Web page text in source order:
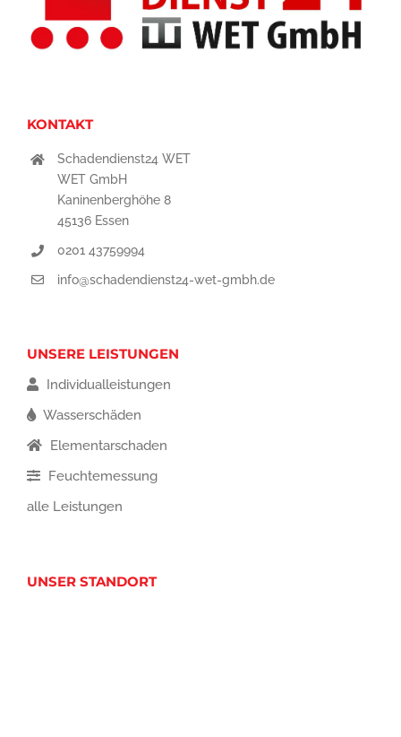
KONTAKT
Schadendienst24 WET
WET GmbH
Kaninenberghöhe 8
45136 Essen
0201 43759994
info@schadendienst24-wet-gmbh.de
UNSERE LEISTUNGEN
Individualleistungen
Wasserschäden
Elementarschaden
Feuchtemessung
alle Leistungen
UNSER STANDORT